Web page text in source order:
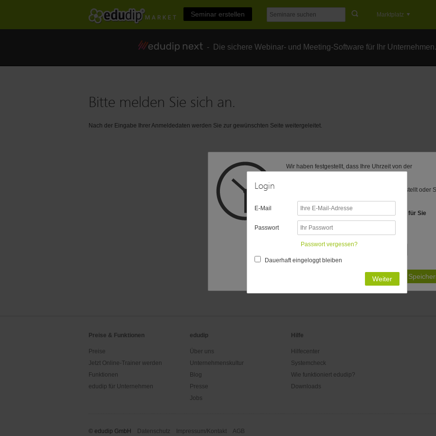
Seminar erstellen Marktplatz
Login
E-Mail
Passwort
Passwort vergessen?
Dauerhaft eingeloggt bleiben
Weiter
- Die sichere Webinar- und Meeting-Software für Ihr Unternehmen.
Bitte melden Sie sich an.
Nach der Eingabe Ihrer Anmeldedaten werden Sie zur gewünschten Seite weitergeleitet.
Preise & Funktionen
Preise
Jetzt Online-Trainer werden
Funktionen
edudip für Unternehmen
edudip
Über uns
Unternehmenskultur
Blog
Presse
Jobs
Hilfe
Hilfecenter
Systemcheck
Wie funktioniert edudip?
Downloads
© edudip GmbH Datenschutz Impressum/Kontakt AGB
Wir haben festgestellt, dass Ihre Uhrzeit von der
Vielleicht ist Ihre Computer-Uhr anders eingestellt oder
Folgende Zeitzonen haben wir als Vorschlag für Sie
bestimmt:
Passende Zeitzonen
Ist Ihre Zeitzone nicht aufgeführt?